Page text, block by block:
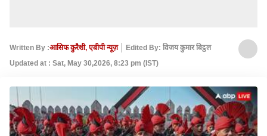
Written By :आसिफ कुरैशी, एबीपी न्यूज़
Edited By: विजय कुमार बिट्ठल
Updated at : Sat, May 30,2026, 8:23 pm (IST)